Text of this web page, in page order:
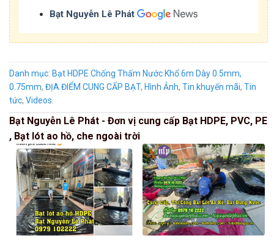
Bạt Nguyễn Lê Phát
Danh mục: Bạt HDPE Chống Thấm Nước Khổ 6m Dày 0.5mm,
0.75mm, ĐỊA ĐIỂM CUNG CẤP BẠT, Hình Ảnh, Tin khuyến mãi, Tin
tức, Videos
Bạt Nguyễn Lê Phát - Đơn vị cung cấp Bạt HDPE, PVC, PE
, Bạt lót ao hồ, che ngoài trời